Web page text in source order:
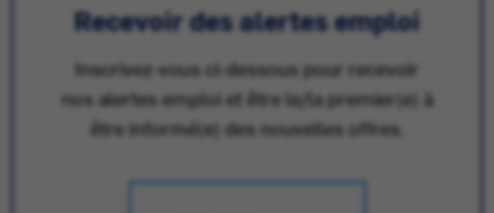
Recevoir des alertes emploi
Inscrivez-vous ci-dessous pour recevoir
nos alertes emploi et être le/la premier(e) à
être informé(e) des nouvelles offres.